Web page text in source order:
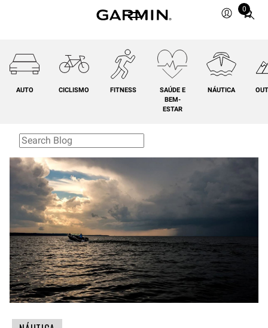
0
Total
AUTO CICLISMO FITNESS
SAÚDE E
BEM-
ESTAR
NÁUTICA